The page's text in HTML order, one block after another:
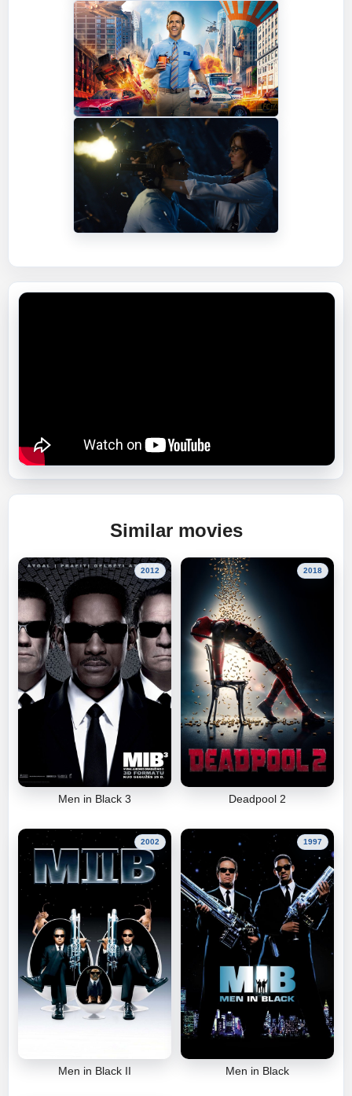
Similar movies
2012
Men in Black 3
2018
Deadpool 2
2002
Men in Black II
1997
Men in Black